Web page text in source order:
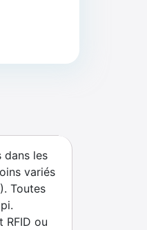
dans les
variés
Toutes
RFID ou